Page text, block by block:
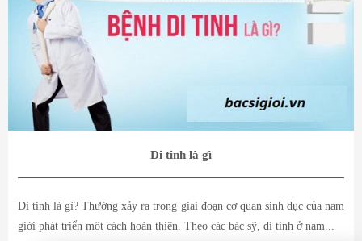
Di tinh là gì
Di tinh là gì? Thường xảy ra trong giai đoạn cơ quan sinh dục của nam
giới phát triển một cách hoàn thiện. Theo các bác sỹ, di tinh ở nam...